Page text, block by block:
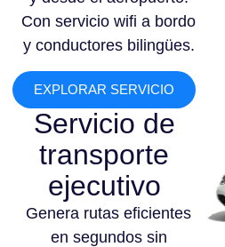
Con servicio wifi a bordo
y conductores bilingües.
EXPLORAR SERVICIO
Servicio de
transporte
ejecutivo
Genera rutas eficientes
en segundos sin